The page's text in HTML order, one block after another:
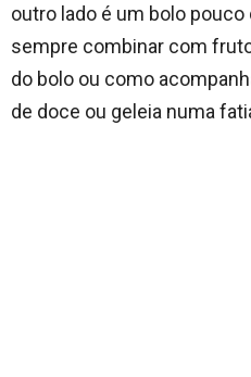
outro lado é um bolo
sempre combinar com
do bolo ou como
de doce ou geleia numa